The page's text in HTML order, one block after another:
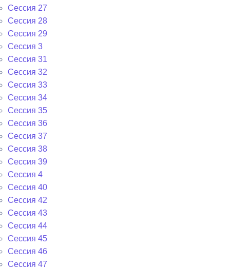
Сессия 27
Сессия 28
Сессия 29
Сессия 3
Сессия 31
Сессия 32
Сессия 33
Сессия 34
Сессия 35
Сессия 36
Сессия 37
Сессия 38
Сессия 39
Сессия 4
Сессия 40
Сессия 42
Сессия 43
Сессия 44
Сессия 45
Сессия 46
Сессия 47